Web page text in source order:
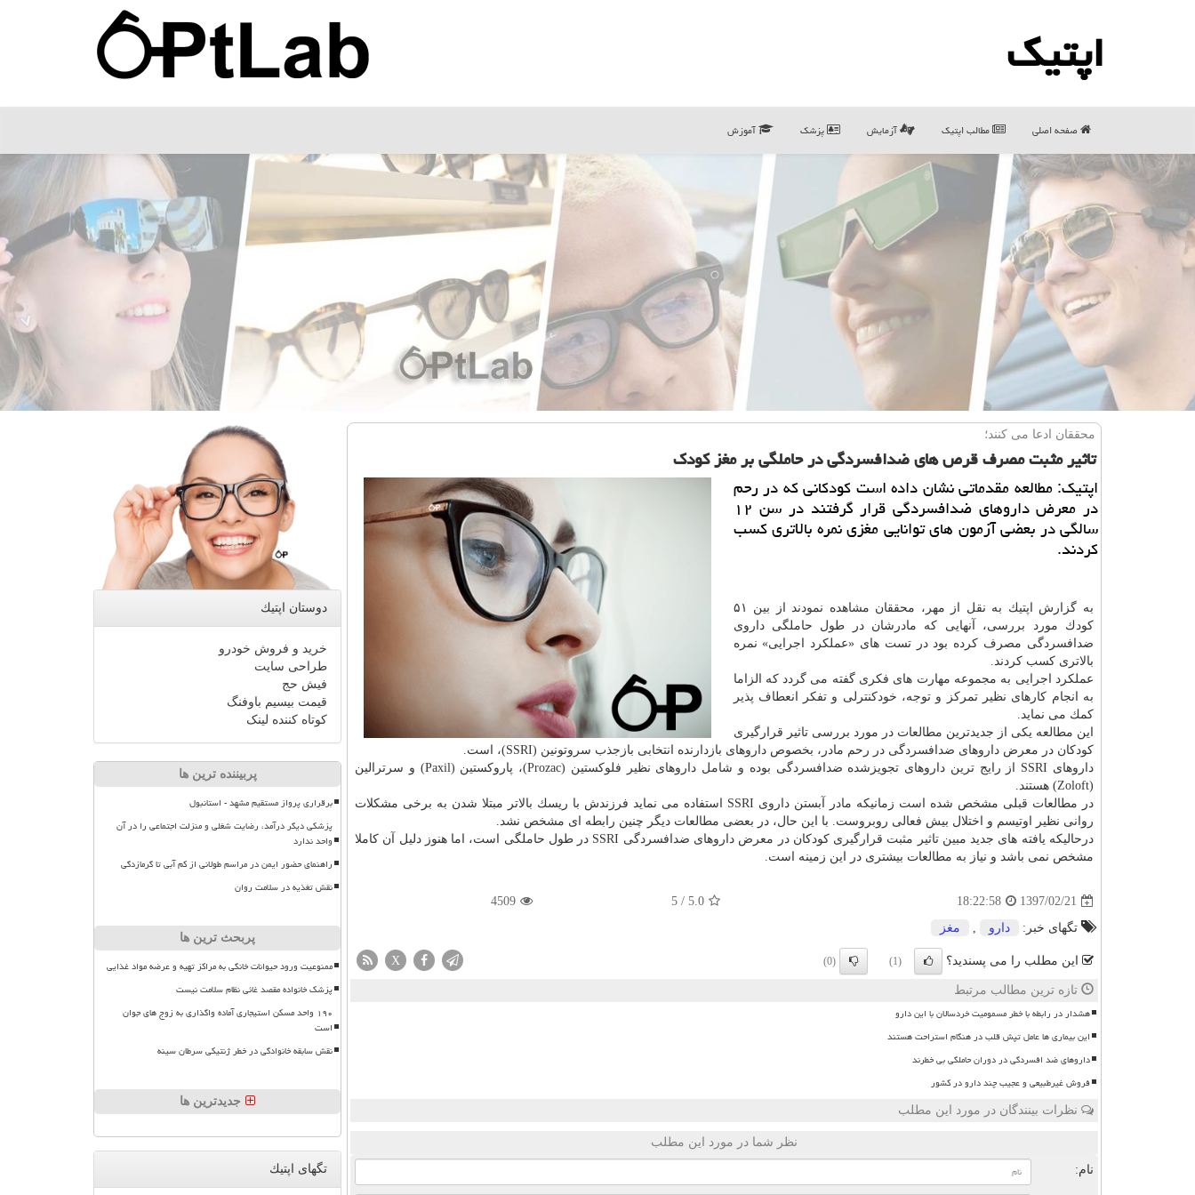
اپتیك
صفحه اصلی مطالب اپتیك آزمایش پزشک آموزش
محققان ادعا می كنند؛
تاثیر مثبت مصرف قرص های ضدافسردگی در حاملگی بر مغز كودك
اپتیك: مطالعه مقدماتی نشان داده است كودكانی كه در رحم
در معرض داروهای ضدافسردگی قرار گرفتند در سن ۱۲
سالگی در بعضی آزمون های توانایی مغزی نمره بالاتری كسب
كردند.
به گزارش اپتیك به نقل از مهر، محققان مشاهده نمودند از بین ۵۱
كودك مورد بررسی، آنهایی كه مادرشان در طول حاملگی داروی
ضدافسردگی مصرف كرده بود در تست های «عملكرد اجرایی» نمره
بالاتری كسب كردند.
عملكرد اجرایی به مجموعه مهارت های فكری گفته می گردد كه الزاما
به انجام كارهای نظیر تمركز و توجه، خودكنترلی و تفكر انعطاف پذیر
كمك می نماید.
این مطالعه یكی از جدیدترین مطالعات در مورد بررسی تاثیر قرارگیری
كودكان در معرض داروهای ضدافسردگی در رحم مادر، بخصوص داروهای بازدارنده انتخابی بازجذب سروتونین (SSRI)، است.
داروهای SSRI از رایج ترین داروهای تجویزشده ضدافسردگی بوده و شامل داروهای نظیر فلوكستین (Prozac)، پاروكستین (Paxil) و سرترالین
(Zoloft) هستند.
در مطالعات قبلی مشخص شده است زمانیكه مادر آبستن داروی SSRI استفاده می نماید فرزندش با ریسك بالاتر مبتلا شدن به برخی مشكلات
روانی نظیر اوتیسم و اختلال بیش فعالی روبروست. با این حال، در بعضی مطالعات دیگر چنین رابطه ای مشخص نشد.
درحالیكه یافته های جدید مبین تاثیر مثبت قرارگیری كودكان در معرض داروهای ضدافسردگی SSRI در طول حاملگی است، اما هنوز دلیل آن كاملا
مشخص نمی باشد و نیاز به مطالعات بیشتری در این زمینه است.
1397/02/21
18:22:58
5.0
/
5
4509
تگهای خبر: دارو , مغز
این مطلب را می پسندید؟ (1)
(0)
X
تازه ترین مطالب مرتبط
هشدار در رابطه با خطر مسمومیت خردسالان با این دارو
این بیماری ها عامل تپش قلب در هنگام استراحت هستند
داروهای ضد افسردگی در دوران حاملگی بی خطرند
فروش غیرطبیعی و عجیب چند دارو در کشور
نظرات بینندگان در مورد این مطلب
نظر شما در مورد این مطلب
نام:
دوستان اپتیك
خرید و فروش خودرو
طراحی سایت
فیش حج
قیمت بیسیم باوفنگ
کوتاه کننده لینک
پربیننده ترین ها
برقراری پرواز مستقیم مشهد - استانبول
پزشکی دیگر درآمد، رضایت شغلی و منزلت اجتماعی را در آن
واحد ندارد
راهنمای حضور ایمن در مراسم طولانی از کم آبی تا گرمازدگی
نقش تغذیه در سلامت روان
پربحث ترین ها
ممنوعیت ورود حیوانات خانگی به مراکز تهیه و عرضه مواد غذایی
پزشک خانواده مقصد غائی نظام سلامت نیست
۱۹۰ واحد مسکن استیجاری آماده واگذاری به زوج های جوان
است
نقش سابقه خانوادگی در خطر ژنتیکی سرطان سینه
جدیدترین ها
تگهای اپتیك